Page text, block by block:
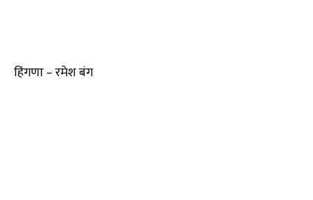
हिंगणा – रमेश बंग